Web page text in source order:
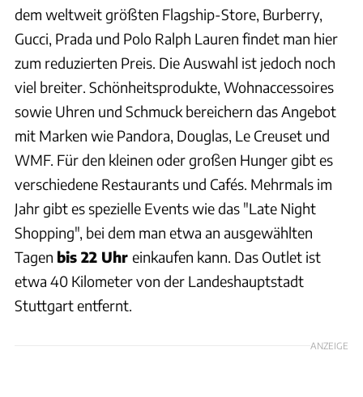
dem weltweit größten Flagship-Store, Burberry,
Gucci, Prada und Polo Ralph Lauren findet man hier
zum reduzierten Preis. Die Auswahl ist jedoch noch
viel breiter. Schönheitsprodukte, Wohnaccessoires
sowie Uhren und Schmuck bereichern das Angebot
mit Marken wie Pandora, Douglas, Le Creuset und
WMF. Für den kleinen oder großen Hunger gibt es
verschiedene Restaurants und Cafés. Mehrmals im
Jahr gibt es spezielle Events wie das "Late Night
Shopping", bei dem man etwa an ausgewählten
Tagen bis 22 Uhr einkaufen kann. Das Outlet ist
etwa 40 Kilometer von der Landeshauptstadt
Stuttgart entfernt.
ANZEIGE